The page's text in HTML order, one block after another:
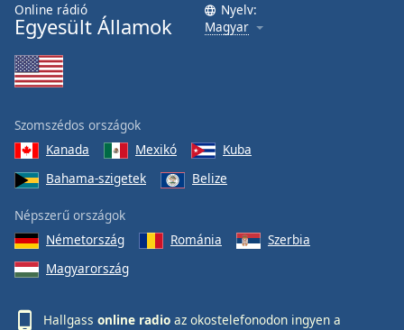
Online rádió
Egyesült Államok
Nyelv:
Magyar
Szomszédos országok
Kanada
Mexikó
Kuba
Bahama-szigetek
Belize
Népszerű országok
Németország
Románia
Szerbia
Magyarország
Hallgass online radio az okostelefonodon ingyen a